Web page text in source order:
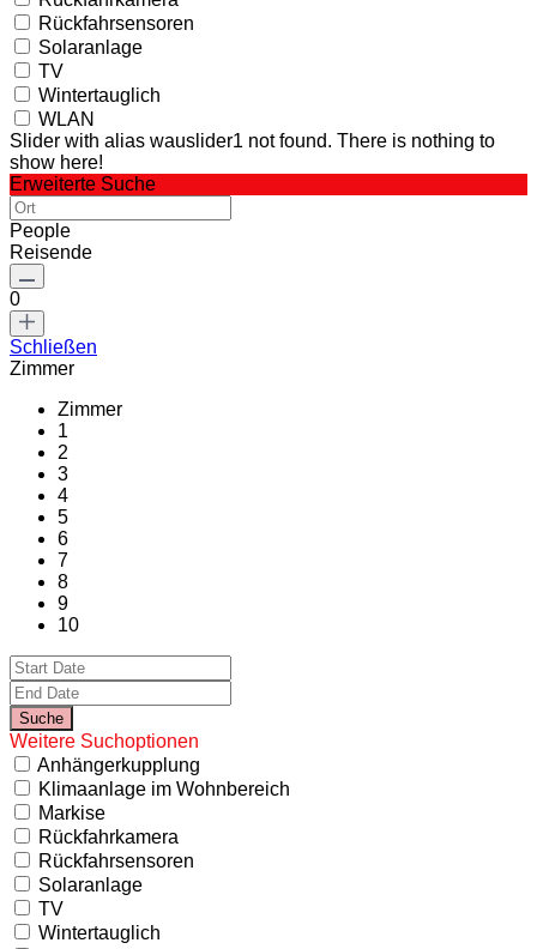
Rückfahrsensoren
Solaranlage
TV
Wintertauglich
WLAN
Slider with alias wauslider1 not found. There is nothing to
show here!
Erweiterte Suche
People
Reisende
0
Schließen
Zimmer
Zimmer
1
2
3
4
5
6
7
8
9
10
Weitere Suchoptionen
Anhängerkupplung
Klimaanlage im Wohnbereich
Markise
Rückfahrkamera
Rückfahrsensoren
Solaranlage
TV
Wintertauglich